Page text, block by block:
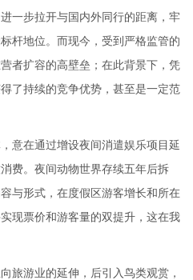
一步拉开与国内外同行的距离，牢
杆地位。而现今，受到严格监管的
者扩容的高壁垒；在此背景下，凭
了持续的竞争优势，甚至是一定范
意在通过增设夜间消遣娱乐项目延
费。夜间动物世界存续五年后拆
与形式，在度假区游客增长和所在
现票价和游客量的双提升，这在我
旅游业的延伸，后引入鸟类观赏，